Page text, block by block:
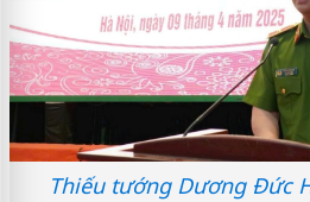
Thiếu tướng Dương Đức